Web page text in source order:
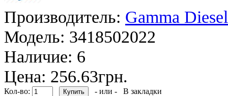
Производитель: Gamma Diesel
Модель: 3418502022
Наличие: 6
Цена: 256.63грн.
Кол-во: - или -
В закладки